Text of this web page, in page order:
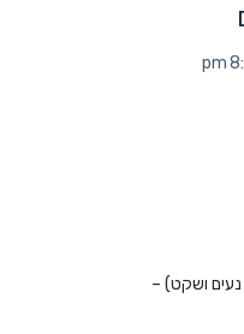
ושקט) –